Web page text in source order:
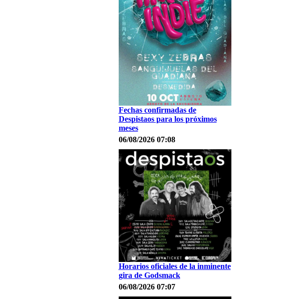
Fechas confirmadas de
Despistaos para los próximos
meses
06/08/2026 07:08
Horarios oficiales de la inminente
gira de Godsmack
06/08/2026 07:07